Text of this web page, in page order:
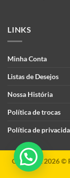
LINKS
Minha Conta
Listas de Desejos
Nossa História
Política de trocas
Política de
Copyright 2026 ©